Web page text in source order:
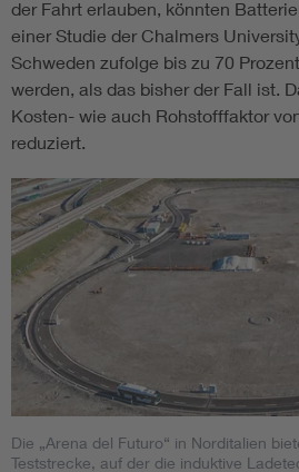
der Fahrt erlauben, könnten
einer Studie der Chalmers
Schweden zufolge bis zu 70
werden, als das bisher der Fall ist.
Kosten- wie auch Rohstofffaktor
reduziert.
Die „Arena del Futuro“ in Norditalien
Teststrecke, auf der die induktive